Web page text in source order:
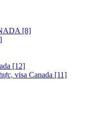
[8]
[12]
visa Canada [11]